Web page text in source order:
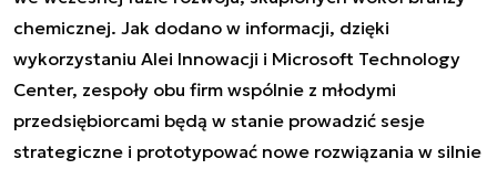
chemicznej. Jak dodano w informacji, dzięki
wykorzystaniu Alei Innowacji i Microsoft Technology
Center, zespoły obu firm wspólnie z młodymi
przedsiębiorcami będą w stanie prowadzić sesje
strategiczne i prototypować nowe rozwiązania w silnie